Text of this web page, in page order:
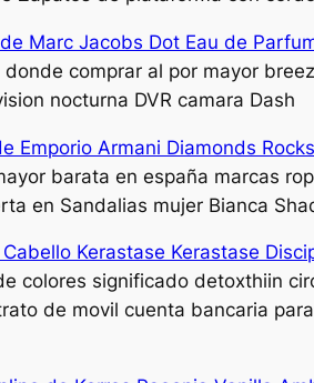
Marc Jacobs Dot Eau de
comprar al por mayor
nocturna DVR camara Dash
Emporio Armani Diamonds
barata en españa marcas
en Sandalias mujer Bianca
Kerastase Kerastase
colores significado detoxthiin
de movil cuenta bancaria